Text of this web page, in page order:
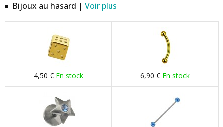
Bijoux au hasard | Voir plus
4,50 € En stock 6,90 € En stock